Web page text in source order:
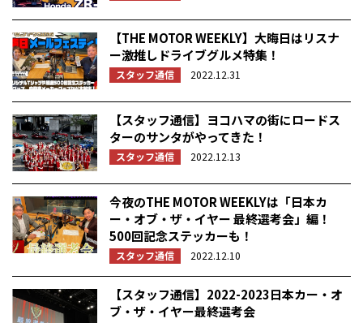
【THE MOTOR WEEKLY】大晦日はリスナ
ー激推しドライブグルメ特集！
スタッフ通信 2022.12.31
【スタッフ通信】ヨコハマの街にロードス
ターのサンタがやってきた！
スタッフ通信 2022.12.13
今夜のTHE MOTOR WEEKLYは「日本カ
ー・オブ・ザ・イヤー 最終選考会」編！
500回記念ステッカーも！
スタッフ通信 2022.12.10
【スタッフ通信】2022-2023日本カー・オ
ブ・ザ・イヤー最終選考会